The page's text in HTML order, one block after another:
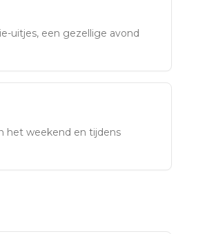
uitjes, een gezellige avond
het weekend en tijdens